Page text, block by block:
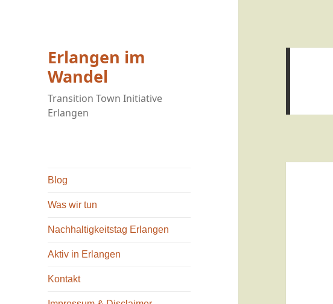
Erlangen im
Wandel
Transition Town Initiative
Erlangen
Blog
Was wir tun
Nachhaltigkeitstag Erlangen
Aktiv in Erlangen
Kontakt